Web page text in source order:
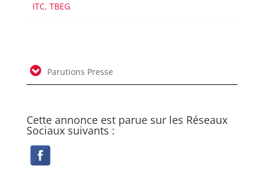
ITC,TBEG
Parutions Presse
Cette annonce est parue sur les Réseaux
Sociaux suivants :